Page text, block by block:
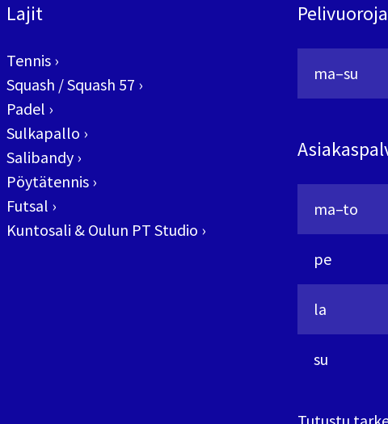
Lajit
Tennis ›
Squash / Squash 57 ›
Padel ›
Sulkapallo ›
Salibandy ›
Pöytätennis ›
Futsal ›
Kuntosali & Oulun PT Studio ›
Pelivuoroja
ma–su
ma–to
pe
la
su